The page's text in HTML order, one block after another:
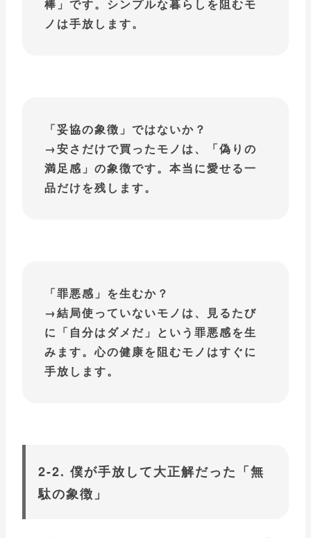
棒」です。シンプルな暮らしを阻むモ
ノは手放します。
「妥協の象徴」ではないか？
→安さだけで買ったモノは、「偽りの
満足感」の象徴です。本当に愛せる一
品だけを残します。
「罪悪感」を生むか？
→結局使っていないモノは、見るたび
に「自分はダメだ」という罪悪感を生
みます。心の健康を阻むモノはすぐに
手放します。
2-2. 僕が手放して大正解だった「無
駄の象徴」